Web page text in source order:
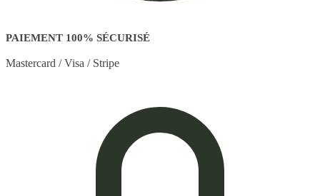
PAIEMENT 100% SÉCURISÉ
Mastercard / Visa / Stripe